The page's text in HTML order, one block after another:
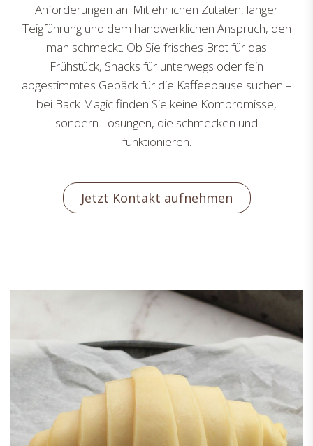
Anforderungen an. Mit ehrlichen Zutaten, langer
Teigführung und dem handwerklichen Anspruch, den
man schmeckt. Ob Sie frisches Brot für das
Frühstück, Snacks für unterwegs oder fein
abgestimmtes Gebäck für die Kaffeepause suchen –
bei Back Magic finden Sie keine Kompromisse,
sondern Lösungen, die schmecken und
funktionieren.
Jetzt Kontakt aufnehmen